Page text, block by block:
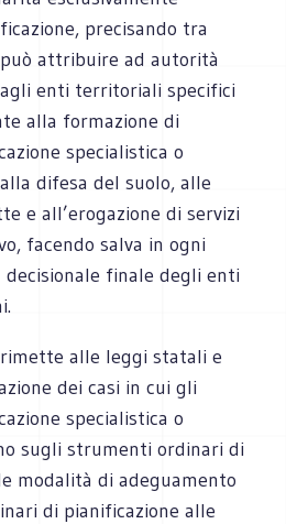
precisando tra
attribuire ad autorità
enti territoriali specifici
alla formazione di
specialistica o
difesa del suolo, alle
e all’erogazione di servizi
facendo salva in ogni
decisionale finale degli enti
alle leggi statali e
dei casi in cui gli
specialistica o
sugli strumenti ordinari di
modalità di adeguamento
di pianificazione alle